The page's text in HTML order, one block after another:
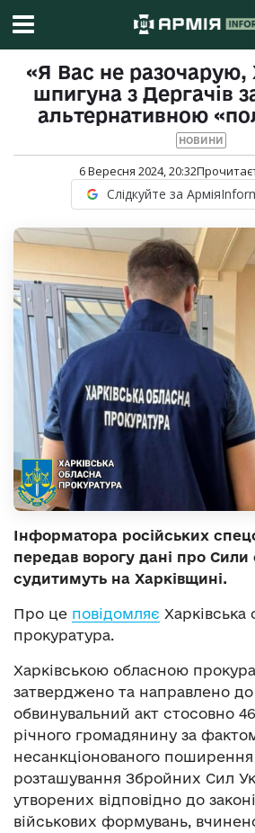
«Я Вас не разочарую,
шпигуна з Дергачів
альтернативною
НОВИНИ
6 Вересня 2024, 20:32
Слідкуйте за
Інформатора російських
передав ворогу дані про Сили
судитимуть на Харківщині.
Про це повідомляє Харківська
прокуратура.
Харківською обласною
затверджено та направлено
обвинувальний акт стосовно
річного громадянину за
несанкціонованого
розташування Збройних Сил
утворених відповідно до
військових формувань,